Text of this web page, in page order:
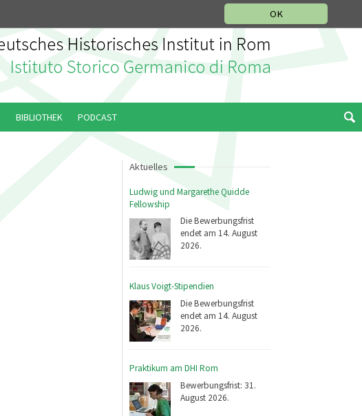
OK
Aktuelles
Ludwig und Margarethe Quidde
Fellowship
Die Bewerbungsfrist
endet am 14. August
2026.
Klaus Voigt-Stipendien
Die Bewerbungsfrist
endet am 14. August
2026.
Praktikum am DHI Rom
Bewerbungsfrist: 31.
August 2026.
BIBLIOTHEK PODCAST